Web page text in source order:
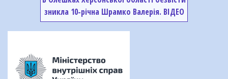
зникла 10-річна Шрамко Валерія. ВІДЕО